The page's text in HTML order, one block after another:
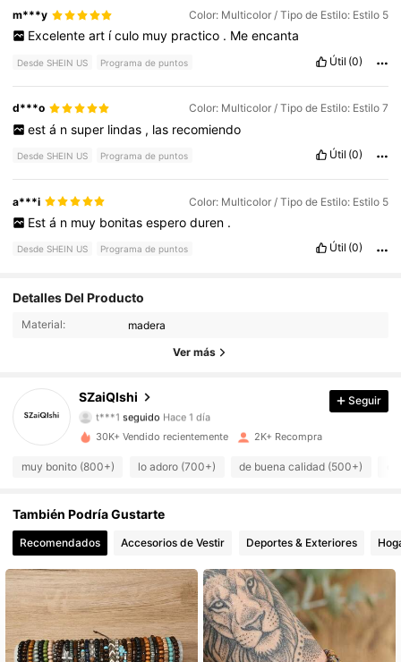
m***y Color: Multicolor / Tipo de Estilo: Estilo 5
Excelente art ículo muy practico . Me encanta
Desde SHEIN US Programa de puntos Útil (0)
d***o Color: Multicolor / Tipo de Estilo: Estilo 7
est á n super lindas , las recomiendo
Desde SHEIN US Programa de puntos Útil (0)
a***i Color: Multicolor / Tipo de Estilo: Estilo 5
Est á n muy bonitas espero duren .
Desde SHEIN US Programa de puntos Útil (0)
Detalles Del Producto
Material: madera
Ver más
SZaiQIshi
4.89 603 Seguidores
t***1 seguido Hace 1 día
603 Seguidores
4.89 603 Seguidores
4.89 603 Seguidores
4.89 603 Seguidores
4.89 603 Seguidores
4.89 603 Seguidores
Seguir
30K+ Vendido recientemente 2K+ Recompra
muy bonito (800+) lo adoro (700+) de buena calidad (500+)
También Podría Gustarte
Recomendados Accesorios de Vestir Deportes & Exteriores